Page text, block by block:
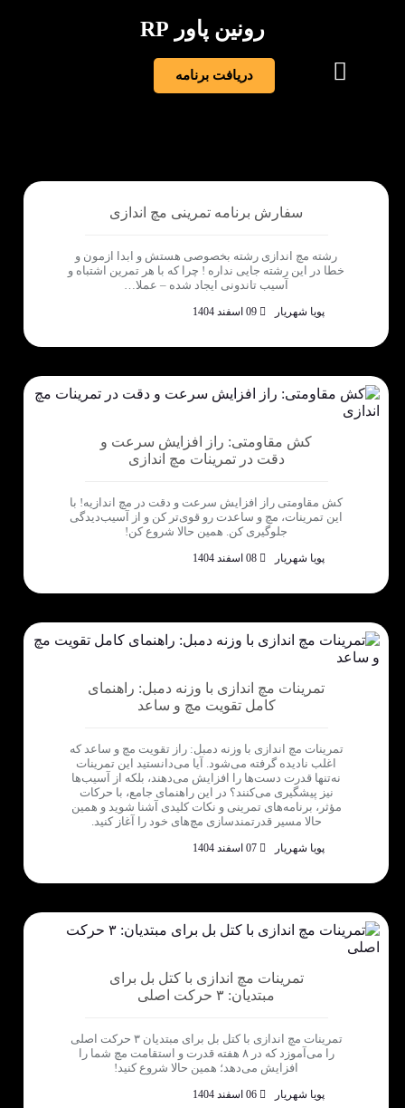
رونین پاور RP
دریافت برنامه
سفارش برنامه تمرینی مچ اندازی
رشته مچ اندازی رشته بخصوصی هستش و ابدا ازمون و
خطا در این رشته جایی نداره ! چرا که با هر تمرین اشتباه و
آسیب تاندونی ایجاد شده – عملا…
پویا شهریار
کش مقاومتی: راز افزایش سرعت و
دقت در تمرینات مچ اندازی
کش مقاومتی راز افزایش سرعت و دقت در مچ اندازیه! با
این تمرینات، مچ و ساعدت رو قوی‌تر کن و از آسیب‌دیدگی
جلوگیری کن. همین حالا شروع کن!
پویا شهریار
تمرینات مچ اندازی با وزنه دمبل: راهنمای
کامل تقویت مچ و ساعد
تمرینات مچ اندازی با وزنه دمبل: راز تقویت مچ و ساعد که
اغلب نادیده گرفته می‌شود. آیا می‌دانستید این تمرینات
نه‌تنها قدرت دست‌ها را افزایش می‌دهند، بلکه از آسیب‌ها
نیز پیشگیری می‌کنند؟ در این راهنمای جامع، با حرکات
مؤثر، برنامه‌های تمرینی و نکات کلیدی آشنا شوید و همین
حالا مسیر قدرتمندسازی مچ‌های خود را آغاز کنید.
پویا شهریار
تمرینات مچ اندازی با کتل بل برای
مبتدیان: ۳ حرکت اصلی
تمرینات مچ اندازی با کتل بل برای مبتدیان ۳ حرکت اصلی
را می‌آموزد که در ۸ هفته قدرت و استقامت مچ شما را
افزایش می‌دهد؛ همین حالا شروع کنید!
پویا شهریار